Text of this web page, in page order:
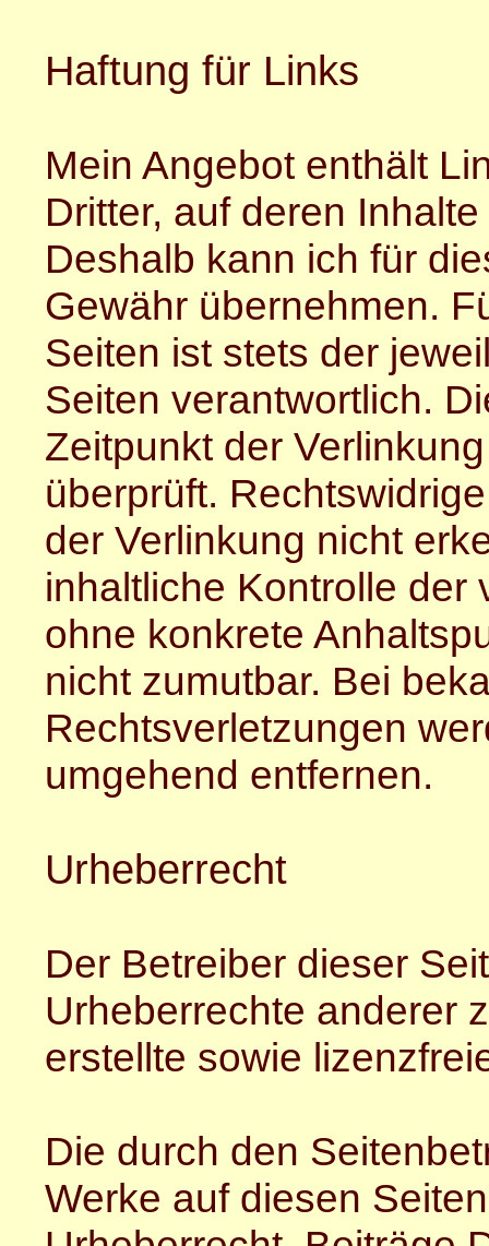
Haftung für Links
Mein Angebot enthält
Dritter, auf deren
Deshalb kann ich für
Gewähr übernehmen.
Seiten ist stets der
Seiten verantwortlich.
Zeitpunkt der
überprüft.
der Verlinkung nicht
inhaltliche Kontrolle der
ohne konkrete
nicht zumutbar. Bei
Rechtsverletzungen
umgehend entfernen.
Urheberrecht
Der Betreiber dieser
Urheberrechte anderer
erstellte sowie
Die durch den
Werke auf diesen